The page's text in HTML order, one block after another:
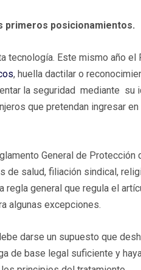
primeros posicionamientos.
tecnología. Este mismo año el
, huella dactilar o
la seguridad mediante su
que pretendan ingresar
General de Protección
salud, filiación sindical,
general que regula el
algunas excepciones.
darse un supuesto que
de base legal suficiente y